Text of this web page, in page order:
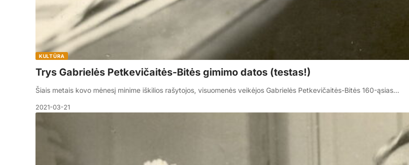
KULTŪRA
Trys Gabrielės Petkevičaitės-Bitės gimimo datos (testas!)
Šiais metais kovo mėnesį minime iškilios rašytojos, visuomenės veikėjos Gabrielės Petkevičaitės-Bitės 160-ąsias…
2021-03-21